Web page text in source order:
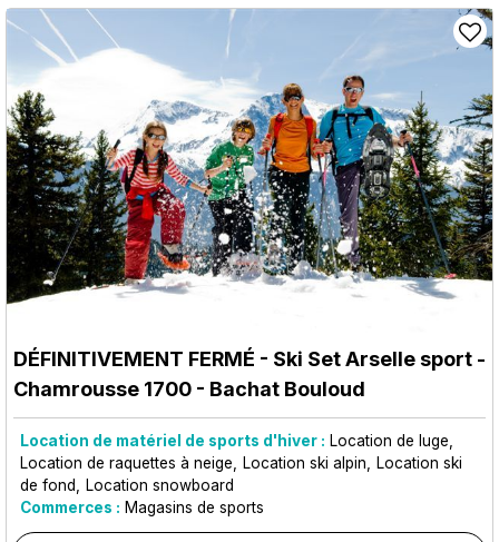
DÉFINITIVEMENT FERMÉ - Ski Set Arselle sport -
Chamrousse 1700 - Bachat Bouloud
Location de matériel de sports d'hiver : Location de luge
Location de raquettes à neige
Location ski alpin
Location ski
de fond
Location snowboard
Commerces : Magasins de sports